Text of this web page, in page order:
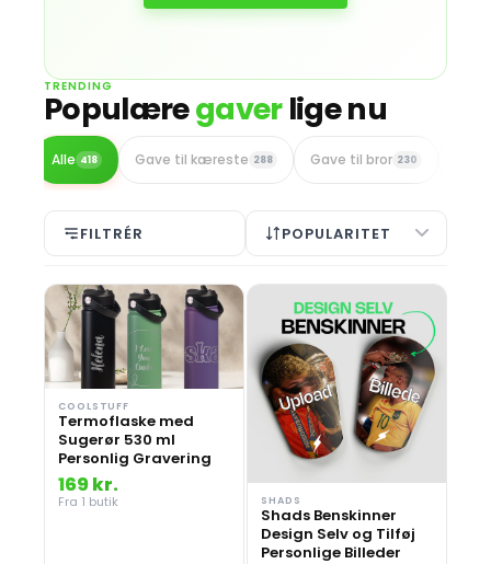
TRENDING
Populæregaverlige nu
Alle 418 Gave til kæreste 288 Gave til bror 230
FILTRÉR POPULARITET
COOLSTUFF
Termoflaske med
Sugerør 530 ml
Personlig Gravering
169 kr.
Fra 1 butik SHADS
Shads Benskinner
Design Selv og Tilføj
Personlige Billeder